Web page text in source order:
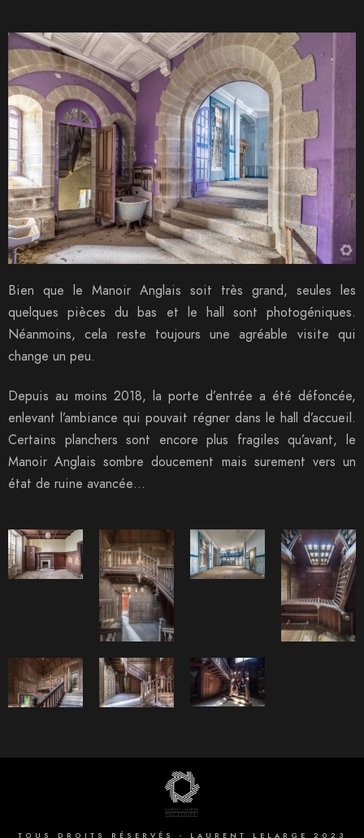
Bien que le Manoir Anglais soit très grand, seules les
quelques pièces du bas et le hall sont photogéniques.
Néanmoins, cela reste toujours une agréable visite qui
change un peu.
Depuis au moins 2018, la porte d’entrée a été défoncée,
enlevant l’ambiance qui pouvait régner dans le hall d’accueil.
Certains planchers sont encore plus fragiles qu’avant, le
Manoir Anglais sombre doucement mais surement vers un
état de ruine avancée…
TOUS DROITS RÉSERVÉS - LAURENT LELARGE 2023